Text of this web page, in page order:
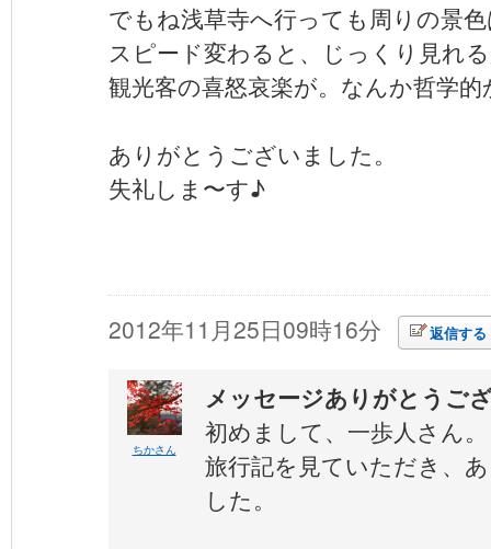
でもね浅草寺へ行っても周りの景
スピード変わると、じっくり見れ
観光客の喜怒哀楽が。なんか哲学
ありがとうございました。
失礼しま〜す♪
2012年11月25日09時16分 返信する
ちかさん
メッセージありがとうご
初めまして、一歩人さん。
旅行記を見ていただき、
した。